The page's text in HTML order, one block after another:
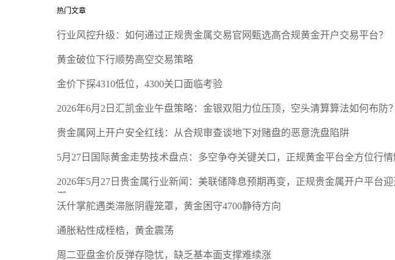
热门文章
行业风控升级：如何通过正规贵金属交易官网甄选高合规黄金开户交易平台？
黄金破位下行顺势高空交易策略
金价下探4310低位，4300关口面临考验
2026年6月2日汇凯金业午盘策略：金银双阻力位压顶，空头清算算法如何布防？
贵金属网上开户安全红线：从合规审查谈地下对赌盘的恶意洗盘陷阱
5月27日国际黄金走势技术盘点：多空争夺关键关口，正规黄金平台全方位行
2026年5月27日贵金属行业新闻：美联储降息预期再变，正规贵金属开户平台迎
潮
沃什掌舵遇类滞胀阴霾笼罩，黄金困守4700静待方向
通胀粘性成桎梏，黄金震荡
周二亚盘金价反弹存隐忧，缺乏基本面支撑难续涨